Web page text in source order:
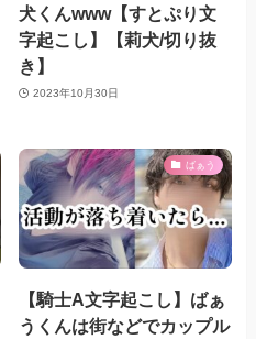
犬くんwww【すとぷり文
字起こし】【莉犬/切り抜
き】
2023年10月30日
ばぁう
【騎士A文字起こし】ばぁ
うくんは街などでカップル